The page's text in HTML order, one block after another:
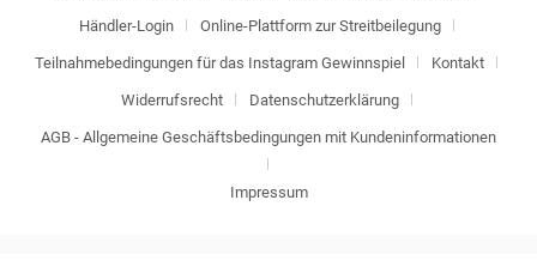
Händler-Login Online-Plattform zur Streitbeilegung
Teilnahmebedingungen für das Instagram Gewinnspiel Kontakt
Widerrufsrecht Datenschutzerklärung
AGB - Allgemeine Geschäftsbedingungen mit Kundeninformationen
Impressum